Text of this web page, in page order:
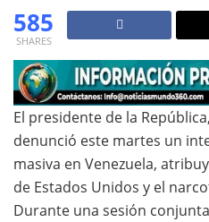
585
SHARES
El presidente de la República,
denunció este martes un
masiva en Venezuela,
de Estados Unidos y el
Durante una sesión